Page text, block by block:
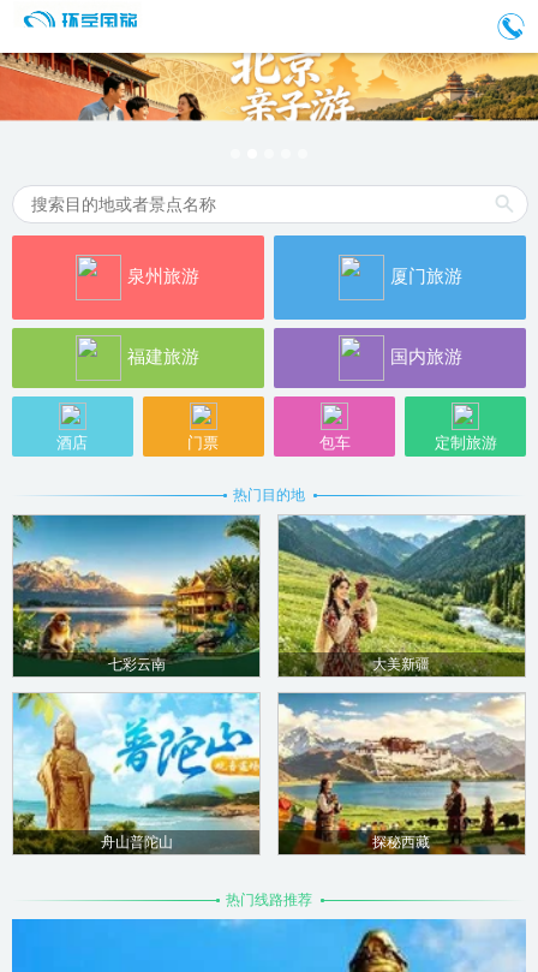
泉州旅游 厦门旅游
福建旅游 国内旅游
酒店 门票 包车 定制旅游
热门目的地
七彩云南 大美新疆
舟山普陀山 探秘西藏
热门线路推荐